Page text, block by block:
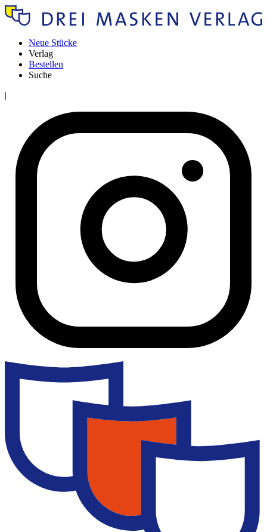
Neue Stücke
Verlag
Bestellen
Suche
|